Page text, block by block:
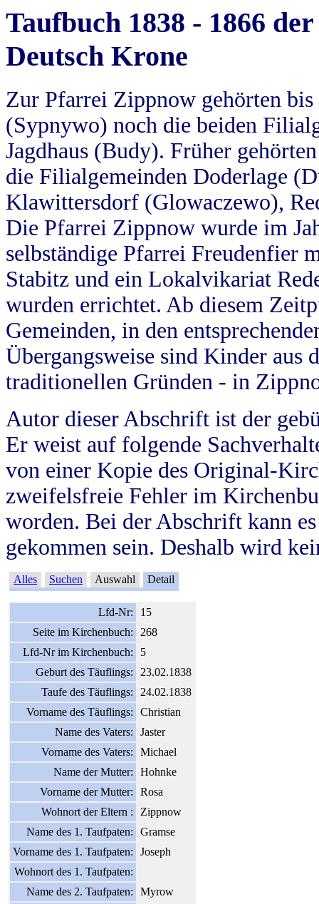
Taufbuch 1838 - 1866
Deutsch Krone
Zur Pfarrei Zippnow gehörten
(Sypnywo) noch die beiden
Jagdhaus (Budy). Früher
die Filialgemeinden Doderlage
Klawittersdorf (Glowaczewo),
Die Pfarrei Zippnow wurde im
selbständige Pfarrei Freudenfier
Stabitz und ein Lokalvikariat
wurden errichtet. Ab diesem
Gemeinden, in den
Übergangsweise sind Kinder aus
traditionellen Gründen - in
Autor dieser Abschrift ist der
Er weist auf folgende
von einer Kopie des Original-
zweifelsfreie Fehler im
worden. Bei der Abschrift kann
gekommen sein. Deshalb wird
Alles Suchen Auswahl Detail
Lfd-Nr:
15
Seite im Kirchenbuch:
268
Lfd-Nr im Kirchenbuch:
5
Geburt des Täuflings:
23.02.1838
Taufe des Täuflings:
24.02.1838
Vorname des Täuflings:
Christian
Name des Vaters:
Jaster
Vorname des Vaters:
Michael
Name der Mutter:
Hohnke
Vorname der Mutter:
Rosa
Wohnort der Eltern :
Zippnow
Name des 1. Taufpaten:
Gramse
Vorname des 1. Taufpaten:
Joseph
Wohnort des 1. Taufpaten:
Name des 2. Taufpaten:
Myrow